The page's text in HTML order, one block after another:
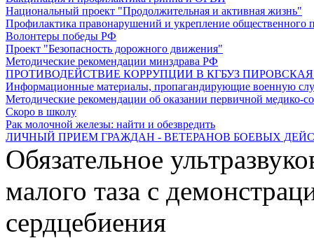
Национальный проект "Продолжительная и активная жизнь"
Профилактика правонарушений и укрепление общественного
Волонтеры победы РФ
Проект "Безопасность дорожного движения"
Методические рекомендации минздрава РФ
ПРОТИВОДЕЙСТВИЕ КОРРУПЦИИ В КГБУЗ ПИРОВСКАЯ
Информационные материалы, пропагандирующие военную
Методические рекомендации об оказании первичной медико-
Скоро в школу
Рак молочной железы: найти и обезвредить
ЛИЧНЫЙ ПРИЕМ ГРАЖДАН - ВЕТЕРАНОВ БОЕВЫХ
Обязательное
малого таза с
сердцебиения